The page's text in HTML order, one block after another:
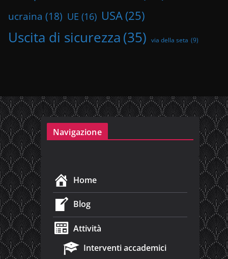
ucraina (18) UE (16) USA (25)
Uscita di sicurezza(35) via della seta (9)
Navigazione
Home
Blog
Attività
Interventi accademici